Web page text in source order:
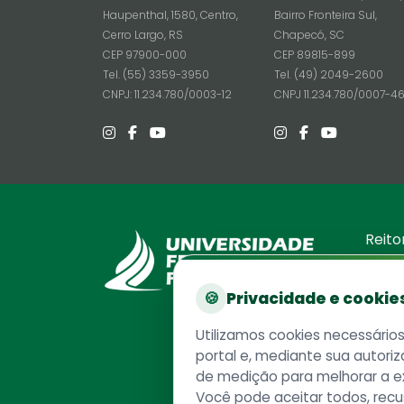
Haupenthal, 1580, Centro,
Cerro Largo, RS
CEP 97900-000
Tel. (55) 3359-3950
CNPJ: 11.234.780/0003-12
Bairro Fronteira Sul,
Chapecó, SC
CEP 89815-899
Tel. (49) 2049-2600
CNPJ 11.234.780/0007-46
CEP
CNPJ
🍪 Privacidade e
Utilizamos cookies
portal e, mediante sua
de medição para melhorar a
Você pode aceitar todos,